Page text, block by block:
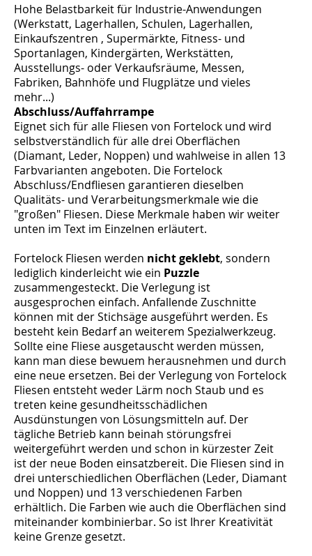
Hohe Belastbarkeit für Industrie-Anwendungen
(Werkstatt, Lagerhallen, Schulen, Lagerhallen,
Einkaufszentren , Supermärkte, Fitness- und
Sportanlagen, Kindergärten, Werkstätten,
Ausstellungs- oder Verkaufsräume, Messen,
Fabriken, Bahnhöfe und Flugplätze und vieles
mehr...)
Abschluss/Auffahrrampe
Eignet sich für alle Fliesen von Fortelock und wird
selbstverständlich für alle drei Oberflächen
(Diamant, Leder, Noppen) und wahlweise in allen 13
Farbvarianten angeboten. Die Fortelock
Abschluss/Endfliesen garantieren dieselben
Qualitäts- und Verarbeitungsmerkmale wie die
"großen" Fliesen. Diese Merkmale haben wir weiter
unten im Text im Einzelnen erläutert.
Fortelock Fliesen werden nicht geklebt, sondern
lediglich kinderleicht wie ein Puzzle
zusammengesteckt. Die Verlegung ist
ausgesprochen einfach. Anfallende Zuschnitte
können mit der Stichsäge ausgeführt werden. Es
besteht kein Bedarf an weiterem Spezialwerkzeug.
Sollte eine Fliese ausgetauscht werden müssen,
kann man diese bewuem herausnehmen und durch
eine neue ersetzen. Bei der Verlegung von Fortelock
Fliesen entsteht weder Lärm noch Staub und es
treten keine gesundheitsschädlichen
Ausdünstungen von Lösungsmitteln auf. Der
tägliche Betrieb kann beinah störungsfrei
weitergeführt werden und schon in kürzester Zeit
ist der neue Boden einsatzbereit. Die Fliesen sind in
drei unterschiedlichen Oberflächen (Leder, Diamant
und Noppen) und 13 verschiedenen Farben
erhältlich. Die Farben wie auch die Oberflächen sind
miteinander kombinierbar. So ist Ihrer Kreativität
keine Grenze gesetzt.